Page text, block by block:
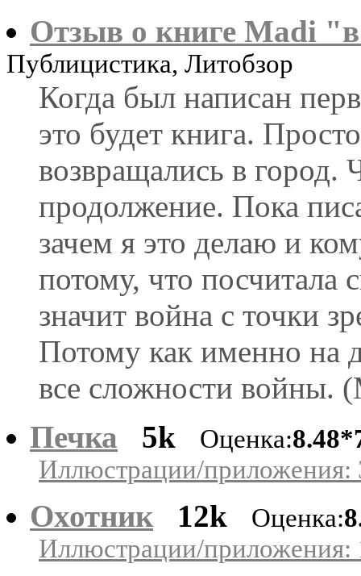
Отзыв о книге Madi
Публицистика, Литобзор
Когда был написан
это будет книга.
возвращались в город.
продолжение. Пока
зачем я это делаю и
потому, что посчитала
значит война с точки
Потому как именно на
все сложности войны.
Печка
5k Оценка:
Иллюстрации/приложения:
Охотник 12k Оценка:
Иллюстрации/приложения: